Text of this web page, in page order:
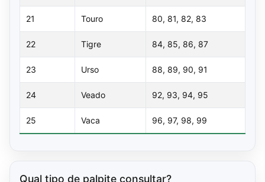
21 Touro 80, 81, 82, 83
22 Tigre 84, 85, 86, 87
23 Urso 88, 89, 90, 91
24 Veado 92, 93, 94, 95
25 Vaca 96, 97, 98, 99
Qual tipo de palpite consultar?